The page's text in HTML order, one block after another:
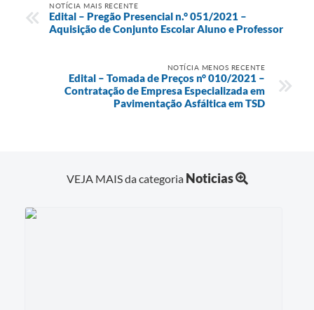
NOTÍCIA MAIS RECENTE
Edital – Pregão Presencial n.° 051/2021 –
Aquisição de Conjunto Escolar Aluno e Professor
NOTÍCIA MENOS RECENTE
Edital – Tomada de Preços n° 010/2021 –
Contratação de Empresa Especializada em
Pavimentação Asfáltica em TSD
VEJA MAIS da categoria Noticias